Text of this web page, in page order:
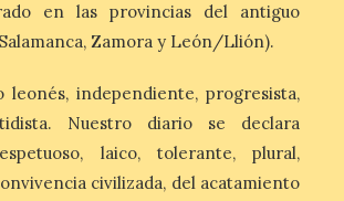
“Música
con
eclipse de sol
en las provincias del antiguo
Zamora y León/Llión).
leonés, independiente, progresista,
Nuestro diario se declara
laico, tolerante, plural,
civilizada, del acatamiento